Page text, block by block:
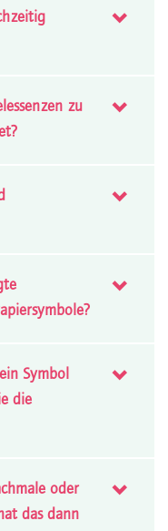
zu
Symbol
die
oder
das dann